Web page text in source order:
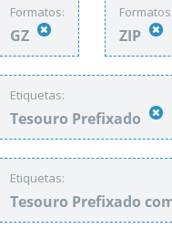
Formatos:
GZ
Formatos:
ZIP
Etiquetas:
Tesouro Prefixado
Etiquetas:
Tesouro Prefixado